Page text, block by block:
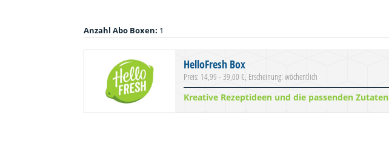
Anzahl Abo Boxen: 1
HelloFresh Box
Preis: 14,99 - 39,00 €, Erscheinung: wöchentlich
Kreative Rezeptideen und die passenden Zutaten